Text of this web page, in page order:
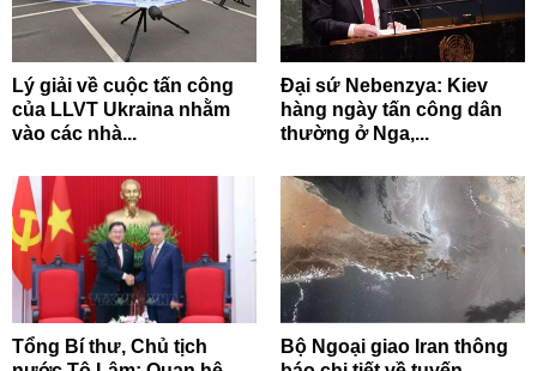
Lý giải về cuộc tấn công
của LLVT Ukraina nhằm
vào các nhà...
Đại sứ Nebenzya: Kiev
hàng ngày tấn công dân
thường ở Nga,...
Tổng Bí thư, Chủ tịch
Bộ Ngoại giao Iran thông